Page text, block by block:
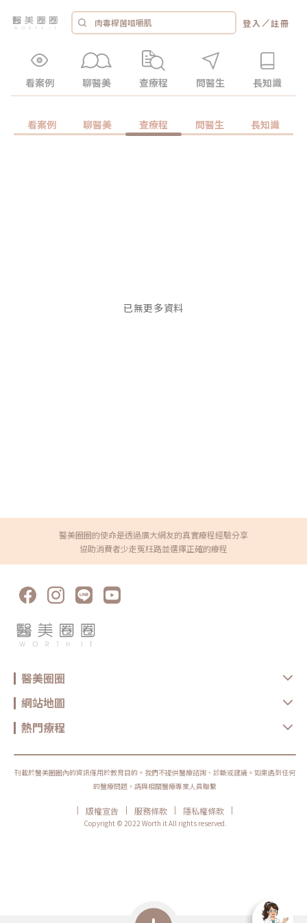
登入 ／註冊
看案例 聊醫美 查療程 問醫生 長知識
看案例 聊醫美 查療程 問醫生 長知識
已無更多資料
醫美圈圈的使命是透過廣大網友的真實療程經驗分享
協助消費者少走冤枉路並選擇正確的療程
醫美圈圈
網站地圖
熱門療程
刊載於醫美圈圈內的資訊僅用於教育目的。我們不提供醫療諮詢、診斷或建議。如果遇到任何
的醫療問題，請與相關醫療專業人員聯繫
| 版權宣告 | 服務條款 | 隱私權條款
|
Copyright © 2022 Worth it All rights reserved.